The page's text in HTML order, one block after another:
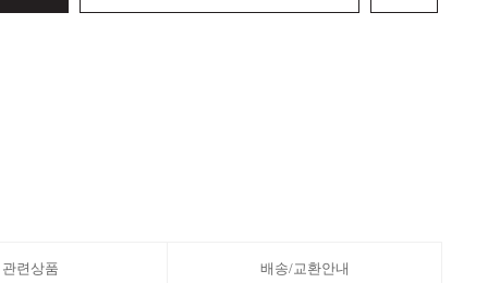
관련상품 배송/교환안내